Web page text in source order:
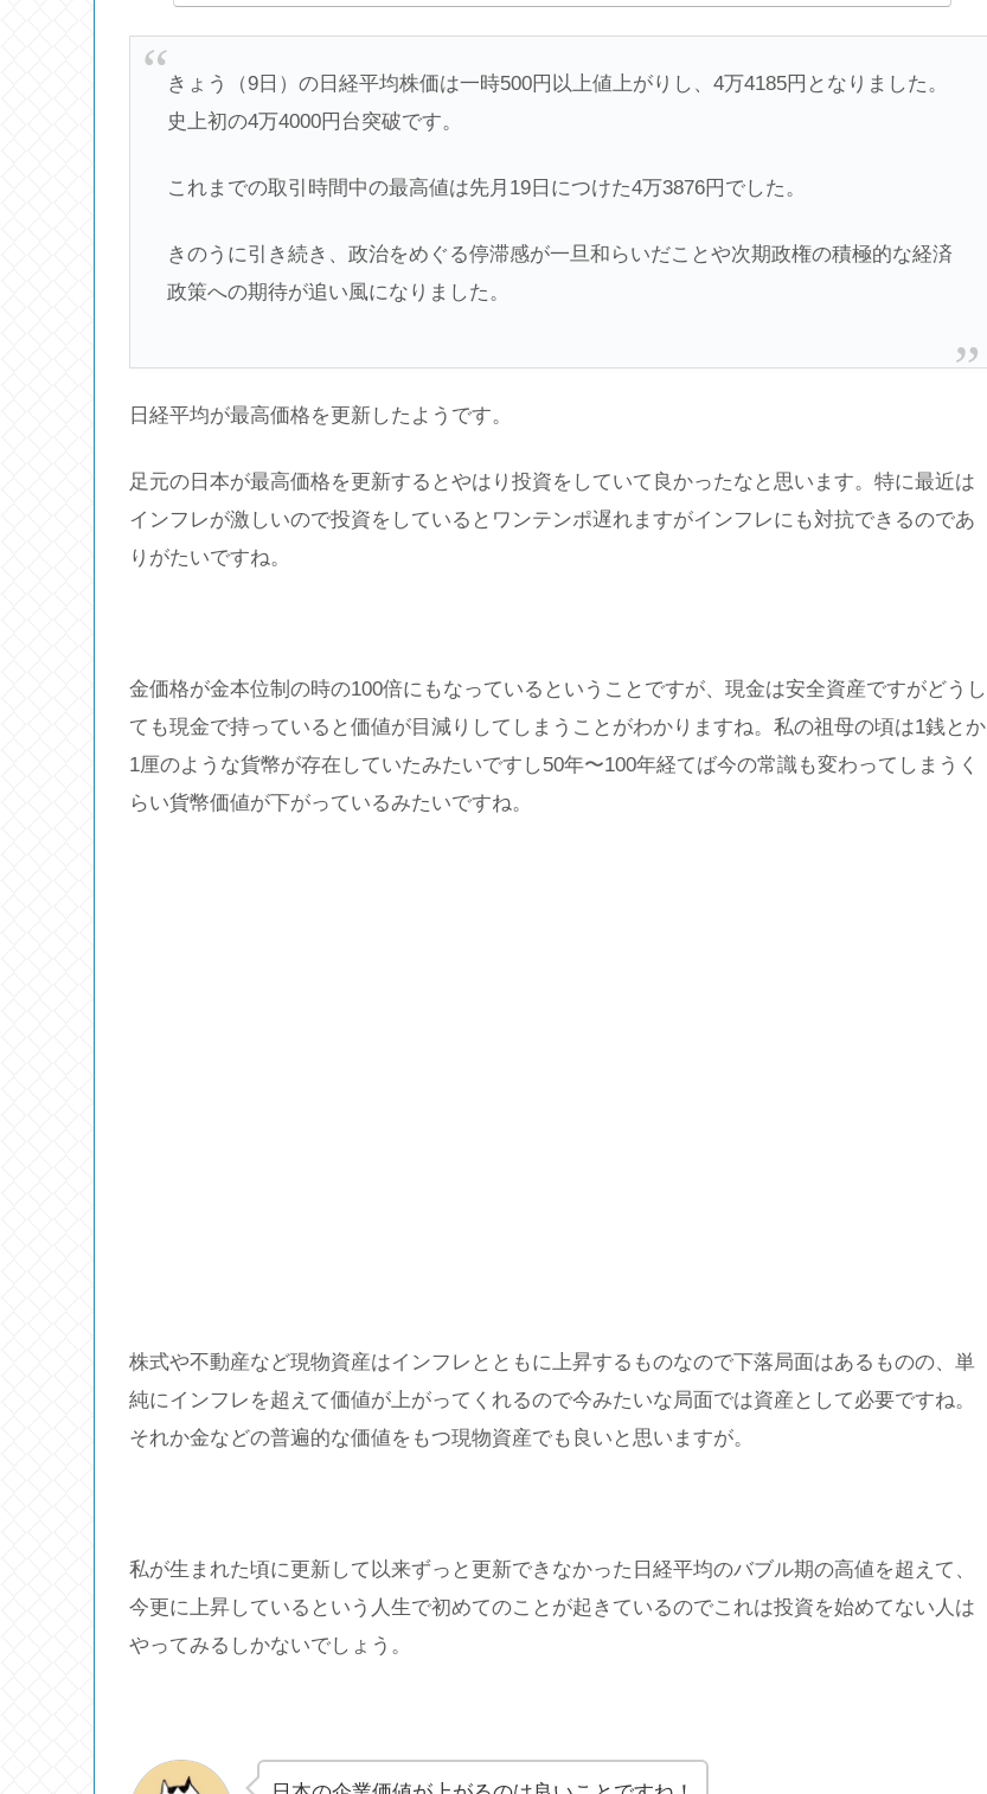
きょう（9日）の日経平均株価は一時500円以上値上がりし、4万4185円となりました。
史上初の4万4000円台突破です。
これまでの取引時間中の最高値は先月19日につけた4万3876円でした。
きのうに引き続き、政治をめぐる停滞感が一旦和らいだことや次期政権の積極的な経済
政策への期待が追い風になりました。
日経平均が最高価格を更新したようです。
足元の日本が最高価格を更新するとやはり投資をしていて良かったなと思います。特に最近は
インフレが激しいので投資をしているとワンテンポ遅れますがインフレにも対抗できるのであ
りがたいですね。
金価格が金本位制の時の100倍にもなっているということですが、現金は安全資産ですがどうし
ても現金で持っていると価値が目減りしてしまうことがわかりますね。私の祖母の頃は1銭とか
1厘のような貨幣が存在していたみたいですし50年〜100年経てば今の常識も変わってしまうく
らい貨幣価値が下がっているみたいですね。
株式や不動産など現物資産はインフレとともに上昇するものなので下落局面はあるものの、単
純にインフレを超えて価値が上がってくれるので今みたいな局面では資産として必要ですね。
それか金などの普遍的な価値をもつ現物資産でも良いと思いますが。
私が生まれた頃に更新して以来ずっと更新できなかった日経平均のバブル期の高値を超えて、
今更に上昇しているという人生で初めてのことが起きているのでこれは投資を始めてない人は
やってみるしかないでしょう。